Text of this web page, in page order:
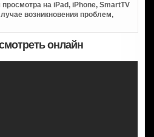
на iPad, iPhone, SmartTV
возникновения проблем,
онлайн